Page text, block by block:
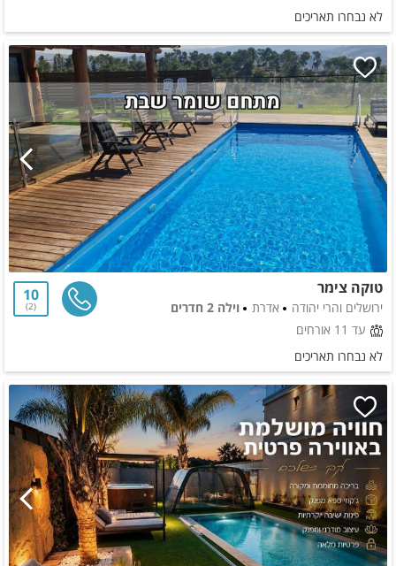
לא נבחרו תאריכים
טוקה צימר
ירושלים והרי יהודה אדרת
וילה 2 חדרים
עד 11 אורחים
10
2
לא נבחרו תאריכים